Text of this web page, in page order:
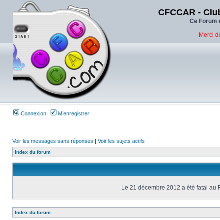
CFCCAR -
Ce Forum
Merci
Connexion M’enregistrer
Voir les messages sans réponses | Voir les sujets actifs
Index du forum
Le 21 décembre 2012 a été fatal au
Index du forum